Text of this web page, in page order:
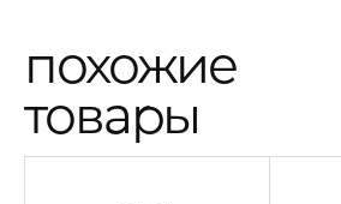
похожие
товары